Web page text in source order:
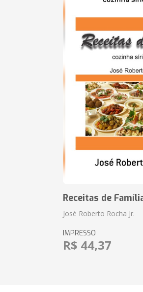
Receitas de
José Roberto Rocha Jr.
IMPRESSO
R$ 44,37